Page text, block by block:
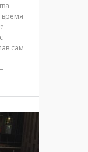
–
время
сам